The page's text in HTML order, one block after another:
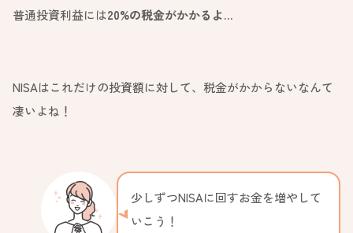
普通投資利益には20%の税金がかかるよ…
NISAはこれだけの投資額に対して、税金がかからないなんて
凄いよね！
少しずつNISAに回すお金を増やして
いこう！